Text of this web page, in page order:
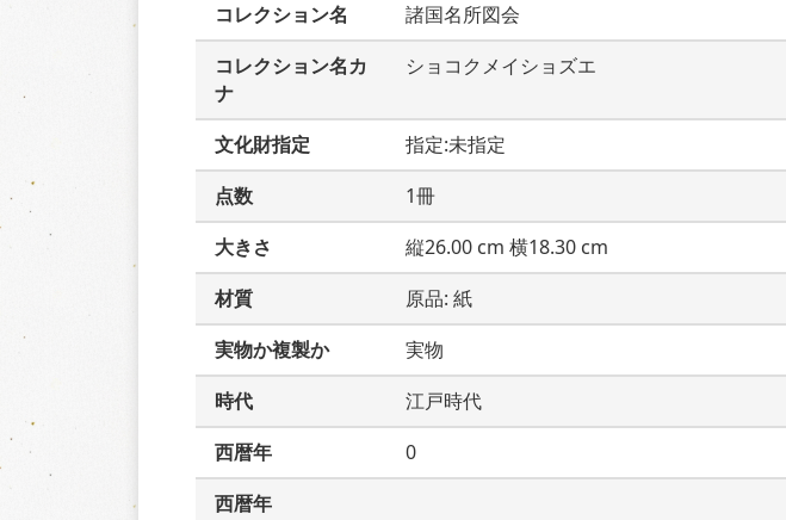
コレクション名
諸国名所図会
コレクション名カ
ナ
ショコクメイショズエ
文化財指定
指定:未指定
点数
1冊
大きさ
縦26.00 cm 横18.30 cm
材質
原品: 紙
実物か複製か
実物
時代
江戸時代
西暦年
0
西暦年